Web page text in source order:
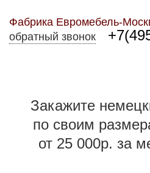
Фабрика Евромебель-
обратный звонок
Закажите
по своим
от 25 000р. за